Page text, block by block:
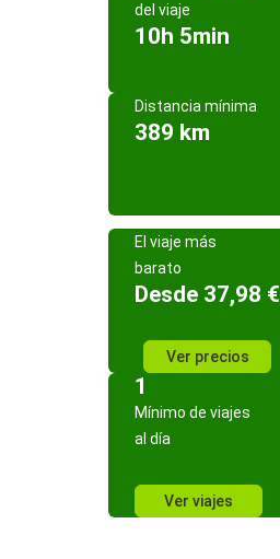
del viaje
10h 5min
Distancia mínima
389 km
El viaje más
barato
Desde 37,98 €
Ver precios
1
Mínimo de viajes
al día
Ver viajes